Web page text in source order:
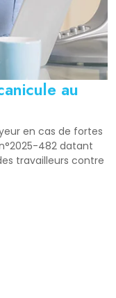
au
en cas de fortes
482 datant
travailleurs contre